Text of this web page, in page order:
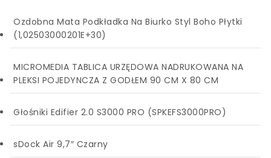
Ozdobna Mata Podkładka Na Biurko Styl Boho Płytki
(1,02503000201E+30)
MICROMEDIA TABLICA URZĘDOWA NADRUKOWANA NA
PLEKSI POJEDYNCZA Z GODŁEM 90 CM X 80 CM
Głośniki Edifier 2.0 S3000 PRO (SPKEFS3000PRO)
sDock Air 9,7″ Czarny